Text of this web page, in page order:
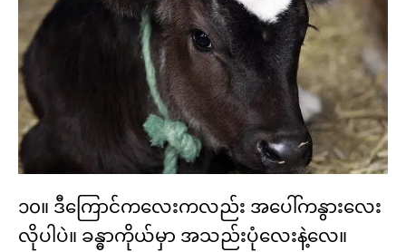
၁၀။ ဒီကြောင်ကလေးကလည်း အပေါ်ကနွားလေး
လိုပါပဲ။ ခန္ဓာကိုယ်မှာ အသည်းပုံလေးနဲ့လေ။